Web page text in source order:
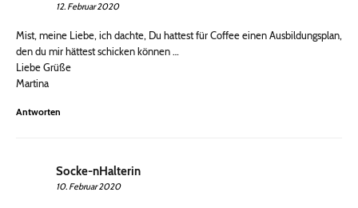
12. Februar 2020
Mist, meine Liebe, ich dachte, Du hattest für Coffee einen Ausbildungsplan,
den du mir hättest schicken können …
Liebe Grüße
Martina
Antworten
Socke-nHalterin
10. Februar 2020